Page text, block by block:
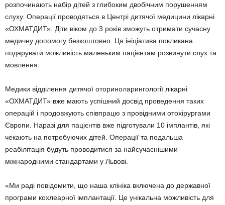
розпочинають набір дітей з глибоким двобічним порушенням
слуху. Операції проводяться в Центрі дитячої медицини лікарні
«ОХМАТДИТ». Діти віком до 3 років зможуть отримати сучасну
медичну допомогу безкоштовно. Ця ініціатива покликана
подарувати можливість маленьким пацієнтам розвинути слух та
мовлення.
Медики відділення дитячої оториноларингології лікарні
«ОХМАТДИТ» вже мають успішний досвід проведення таких
операцій і продовжують співпрацю з провідними отохірургами
Європи. Наразі для пацієнтів вже підготували 10 імплантів, які
чекають на потребуючих дітей. Операції та подальша
реабілітація будуть проводитися за найсучаснішими
міжнародними стандартами у Львові.
«Ми раді повідомити, що наша клініка включена до державної
програми кохлеарної імплантації. Це унікальна можливість для